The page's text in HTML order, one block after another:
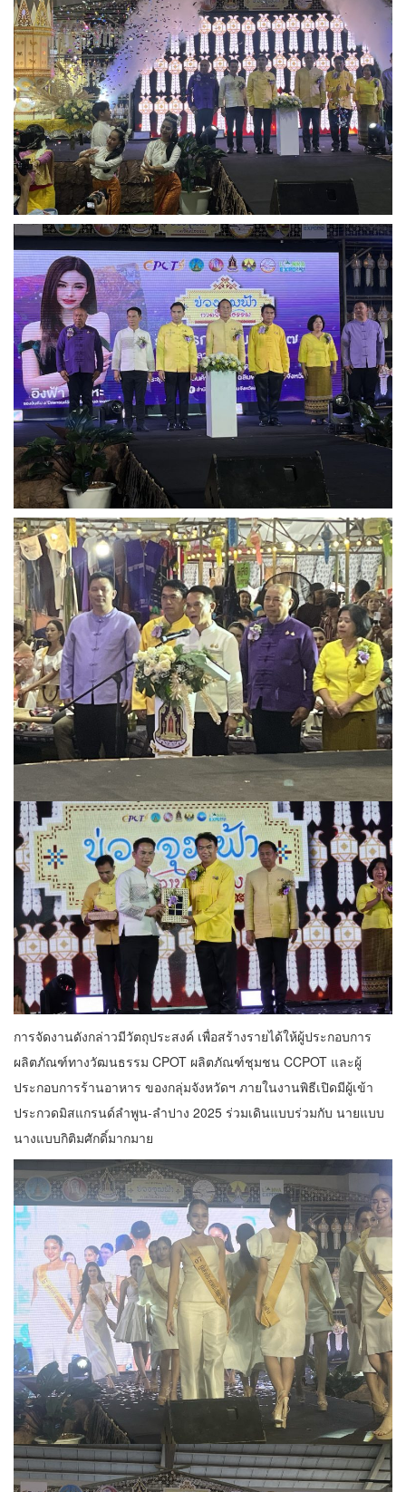
การจัดงานดังกล่าวมีวัตถุประสงค์ เพื่อสร้างรายได้ให้ผู้ประกอบการ
ผลิตภัณฑ์ทางวัฒนธรรม CPOT ผลิตภัณฑ์ชุมชน CCPOT และผู้
ประกอบการร้านอาหาร ของกลุ่มจังหวัดฯ ภายในงานพิธีเปิดมีผู้เข้า
ประกวดมิสแกรนด์ลำพูน-ลำปาง 2025 ร่วมเดินแบบร่วมกับ นายแบบ
นางแบบกิติมศักดิ์มากมาย